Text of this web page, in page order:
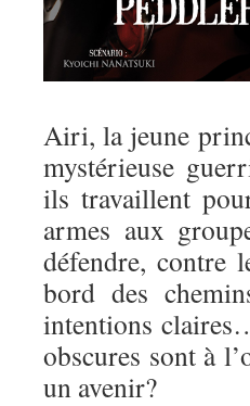
Airi, la jeune
mystérieuse
ils travaillent
armes aux
défendre, contre
bord des
intentions
obscures sont à
un avenir?